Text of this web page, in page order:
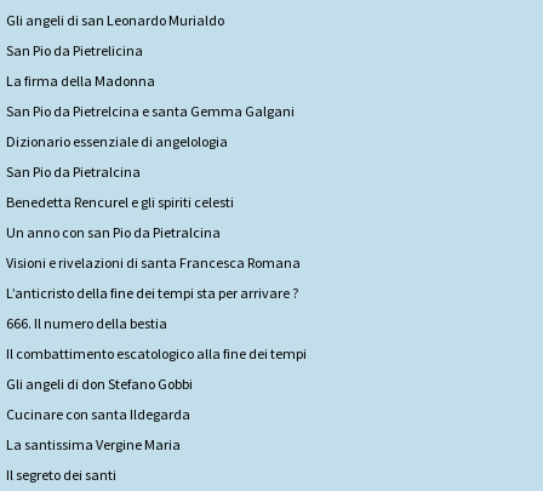
Gli angeli di san Leonardo Murialdo
San Pio da Pietrelicina
La firma della Madonna
San Pio da Pietrelcina e santa Gemma Galgani
Dizionario essenziale di angelologia
San Pio da Pietralcina
Benedetta Rencurel e gli spiriti celesti
Un anno con san Pio da Pietralcina
Visioni e rivelazioni di santa Francesca Romana
L’anticristo della fine dei tempi sta per arrivare ?
666. Il numero della bestia
Il combattimento escatologico alla fine dei tempi
Gli angeli di don Stefano Gobbi
Cucinare con santa Ildegarda
La santissima Vergine Maria
Il segreto dei santi